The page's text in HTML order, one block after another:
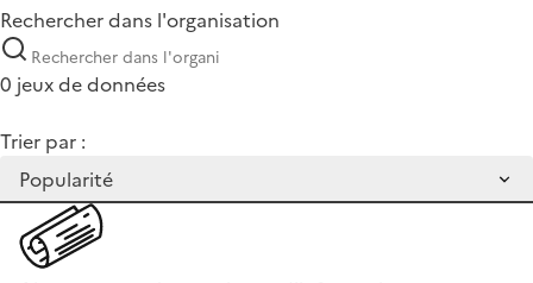
Rechercher dans l'organisation
0 jeux de données
Trier par :